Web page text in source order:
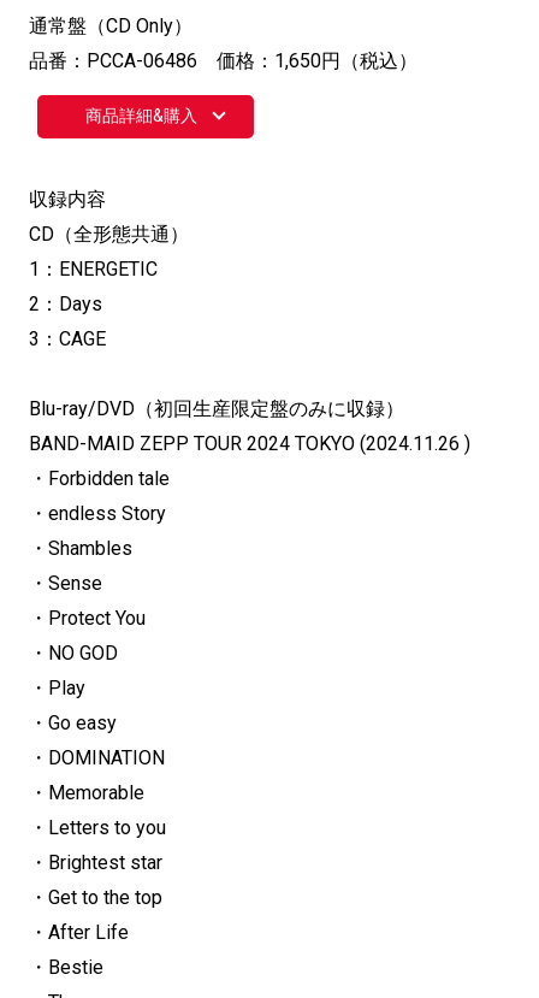
通常盤（CD Only）
品番：PCCA-06486 価格：1,650円（税込）
商品詳細&購入
収録内容
CD（全形態共通）
1：ENERGETIC
2：Days
3：CAGE
Blu-ray/DVD（初回生産限定盤のみに収録）
BAND-MAID ZEPP TOUR 2024 TOKYO (2024.11.26 )
・Forbidden tale
・endless Story
・Shambles
・Sense
・Protect You
・NO GOD
・Play
・Go easy
・DOMINATION
・Memorable
・Letters to you
・Brightest star
・Get to the top
・After Life
・Bestie